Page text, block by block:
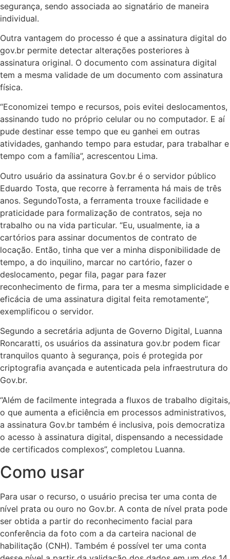
segurança, sendo associada ao signatário de maneira
individual.
Outra vantagem do processo é que a assinatura digital do
gov.br permite detectar alterações posteriores à
assinatura original. O documento com assinatura digital
tem a mesma validade de um documento com assinatura
física.
“Economizei tempo e recursos, pois evitei deslocamentos,
assinando tudo no próprio celular ou no computador. E aí
pude destinar esse tempo que eu ganhei em outras
atividades, ganhando tempo para estudar, para trabalhar e
tempo com a família”, acrescentou Lima.
Outro usuário da assinatura Gov.br é o servidor público
Eduardo Tosta, que recorre à ferramenta há mais de três
anos. SegundoTosta, a ferramenta trouxe facilidade e
praticidade para formalização de contratos, seja no
trabalho ou na vida particular. “Eu, usualmente, ia a
cartórios para assinar documentos de contrato de
locação. Então, tinha que ver a minha disponibilidade de
tempo, a do inquilino, marcar no cartório, fazer o
deslocamento, pegar fila, pagar para fazer
reconhecimento de firma, para ter a mesma simplicidade e
eficácia de uma assinatura digital feita remotamente”,
exemplificou o servidor.
Segundo a secretária adjunta de Governo Digital, Luanna
Roncaratti, os usuários da assinatura gov.br podem ficar
tranquilos quanto à segurança, pois é protegida por
criptografia avançada e autenticada pela infraestrutura do
Gov.br.
“Além de facilmente integrada a fluxos de trabalho digitais,
o que aumenta a eficiência em processos administrativos,
a assinatura Gov.br também é inclusiva, pois democratiza
o acesso à assinatura digital, dispensando a necessidade
de certificados complexos”, completou Luanna.
Como usar
Para usar o recurso, o usuário precisa ter uma conta de
nível prata ou ouro no Gov.br. A conta de nível prata pode
ser obtida a partir do reconhecimento facial para
conferência da foto com a da carteira nacional de
habilitação (CNH). Também é possível ter uma conta